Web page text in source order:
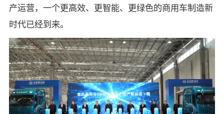
产运营，一个更高效、更智能、更绿色的商用车制造新
时代已经到来。